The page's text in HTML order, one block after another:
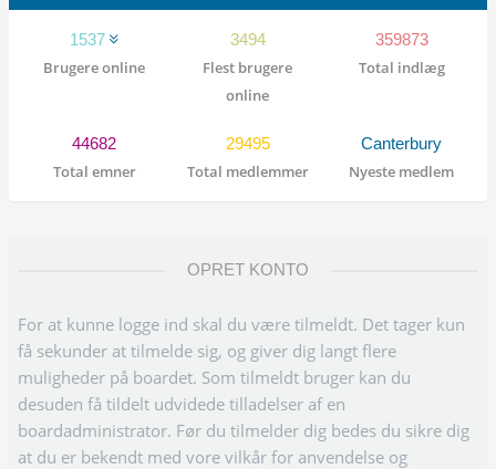
1537
Brugere online
3494
Flest brugere
online
359873
Total indlæg
44682
Total emner
29495
Total medlemmer
Canterbury
Nyeste medlem
OPRET KONTO
For at kunne logge ind skal du være tilmeldt. Det tager kun
få sekunder at tilmelde sig, og giver dig langt flere
muligheder på boardet. Som tilmeldt bruger kan du
desuden få tildelt udvidede tilladelser af en
boardadministrator. Før du tilmelder dig bedes du sikre dig
at du er bekendt med vore vilkår for anvendelse og